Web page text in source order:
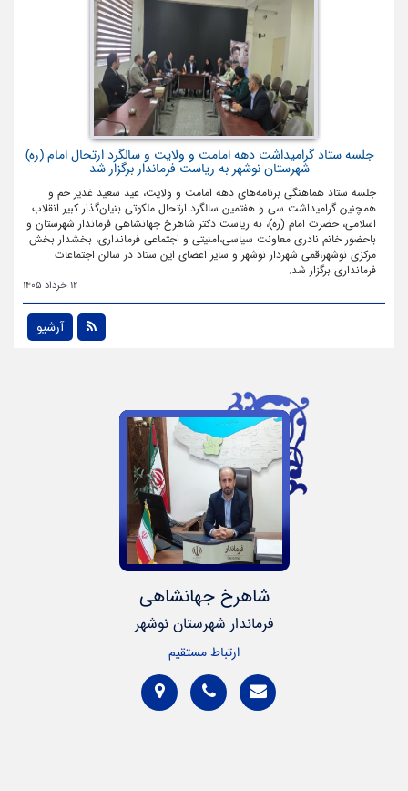
جلسه ستاد گرامیداشت دهه امامت و ولایت و سالگرد ارتحال امام (ره)
شهرستان نوشهر به ریاست فرماندار برگزار شد
جلسه ستاد هماهنگی برنامه‌های دهه امامت و ولایت، عید سعید غدیر خم و
همچنین گرامیداشت سی و هفتمین سالگرد ارتحال ملکوتی بنیان‌گذار کبیر انقلاب
اسلامی، حضرت امام (ره)، به ریاست دکتر شاهرخ جهانشاهی فرماندار شهرستان و
باحضور خانم نادری معاونت سیاسی،امنیتی و اجتماعی فرمانداری، بخشدار بخش
مرکزی نوشهر،قمی شهردار نوشهر و سایر اعضای این ستاد در سالن اجتماعات
فرمانداری برگزار شد.
12 خرداد 1405
آرشیو
شاهرخ جهانشاهی
فرماندار شهرستان نوشهر
ارتباط مستقیم